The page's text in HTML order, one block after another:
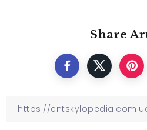
Share